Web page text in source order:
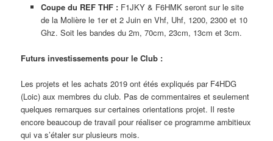
Coupe du REF THF :F1JKY & F6HMK seront sur le site
de la Molière le 1er et 2 Juin en Vhf, Uhf, 1200, 2300 et 10
Ghz. Soit les bandes du 2m, 70cm, 23cm, 13cm et 3cm.
Futurs investissements pour le Club :
Les projets et les achats 2019 ont étés expliqués par F4HDG
(Loic) aux membres du club. Pas de commentaires et seulement
quelques remarques sur certaines orientations projet. Il reste
encore beaucoup de travail pour réaliser ce programme ambitieux
qui va s’étaler sur plusieurs mois.